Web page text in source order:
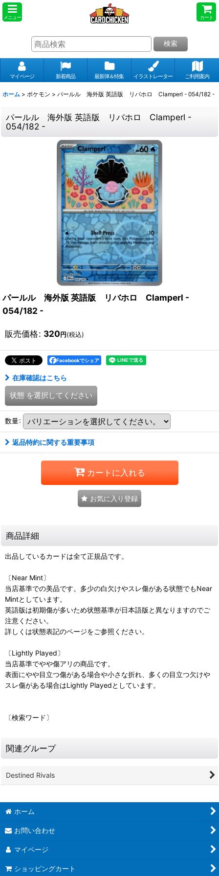
メニュー カート
検索
マイページ 新着商品 最新弾＆特集 イラストレーター ご利用案内
ホーム > ポケモン > パールル 海外版 英語版 リバホロ Clamperl - 054/182 -
パールル 海外版 英語版 リバホロ Clamperl -
054/182 -
パールル 海外版 英語版 リバホロ Clamperl -
054/182 -
販売価格: 320円(税込)
Facebookでシェア
在庫確認はこちら
状態 を選択してください
数量:
返品特約に関する重要事項
カートに入れる
お気に入り登録
商品詳細
出品しているカードは全て正規品です。
〔Near Mint〕
当店基準での美品です。多少の白欠けやスレ傷がある状態でもNear
Mintとしています。
英語版は初期傷が多いため状態基準が日本語版と異なりますのでご
注意ください。
詳しくは状態表記のページをご参照ください。
〔Lightly Played〕
当店基準でやや傷アリの商品です。
表面にやや目立つ傷がある場合や小さな折れ、多くの目立つ欠けや
スレ傷がある場合はLightly Playedとしています。
〔検索ワード〕
関連グループ
Destined Rivals
ホーム
お問い合わせ
マイページ
ショッピングカート